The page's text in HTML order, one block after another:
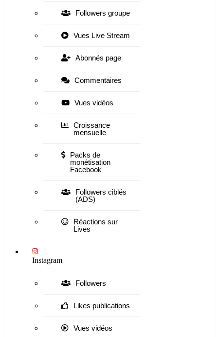
Followers groupe
Vues Live Stream
Abonnés page
Commentaires
Vues vidéos
Croissance
mensuelle
Packs de
monétisation
Facebook
Followers ciblés
(ADS)
Réactions sur
Lives
Instagram
Followers
Likes publications
Vues vidéos